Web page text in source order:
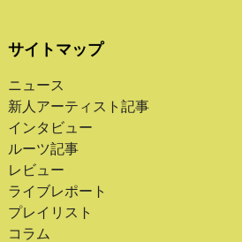
サイトマップ
ニュース
新人アーティスト記事
インタビュー
ルーツ記事
レビュー
ライブレポート
プレイリスト
コラム